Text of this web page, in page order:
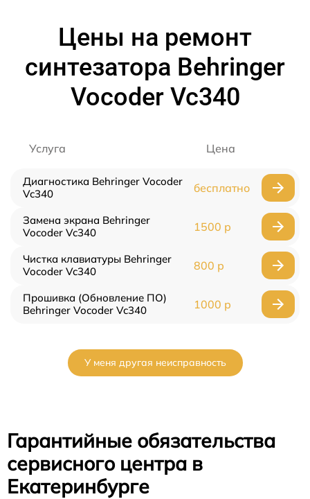
Цены на ремонт
синтезатора Behringer
Vocoder Vc340
Услуга Цена
Диагностика Behringer Vocoder
Vc340
бесплатно
Замена экрана Behringer
Vocoder Vc340
1500 р
Чистка клавиатуры Behringer
Vocoder Vc340
800 р
Прошивка (Обновление ПО)
Behringer Vocoder Vc340
1000 р
У меня другая неисправность
Гарантийные обязательства
сервисного центра в
Екатеринбурге